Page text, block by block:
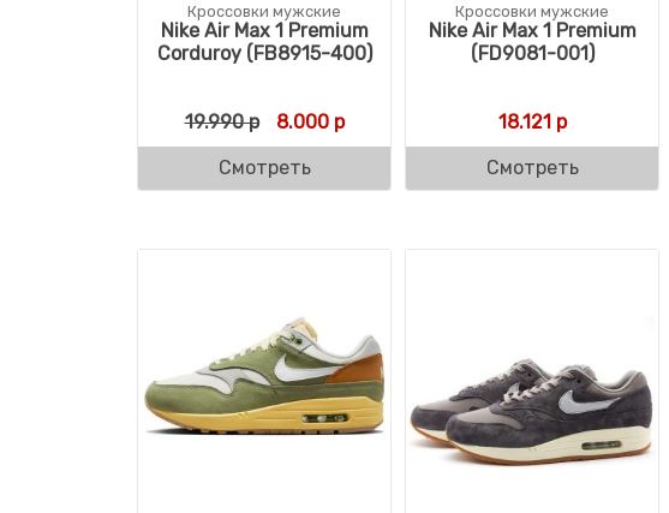
Кроссовки мужские
Nike Air Max 1 Premium
Corduroy (FB8915-400)
19.990р Первоначальная цена составляла 19.990 р.
8.000рТекущая цена: 8.000 р.
Смотреть
Кроссовки мужские
Nike Air Max 1 Premium
(FD9081-001)
18.121р
Смотреть